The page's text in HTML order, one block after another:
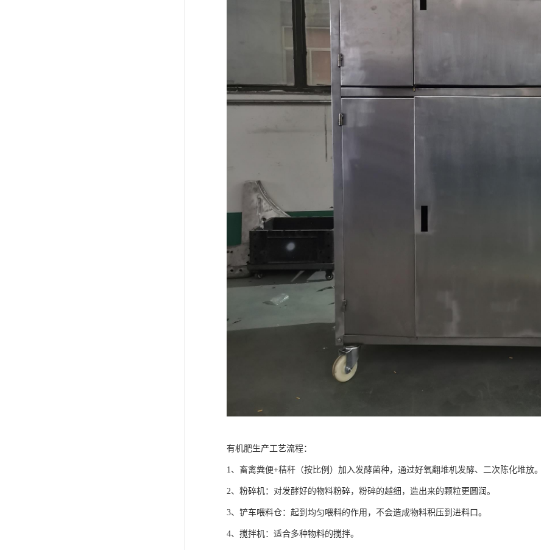
有机肥生产工艺流程：
1、畜禽粪便+秸秆（按比例）加入发酵菌种，通过好氧翻堆机发酵、二次陈化堆放。
2、粉碎机：对发酵好的物料粉碎，粉碎的越细，造出来的颗粒更圆润。
3、铲车喂料仓：起到均匀喂料的作用，不会造成物料积压到进料口。
4、搅拌机：适合多种物料的搅拌。